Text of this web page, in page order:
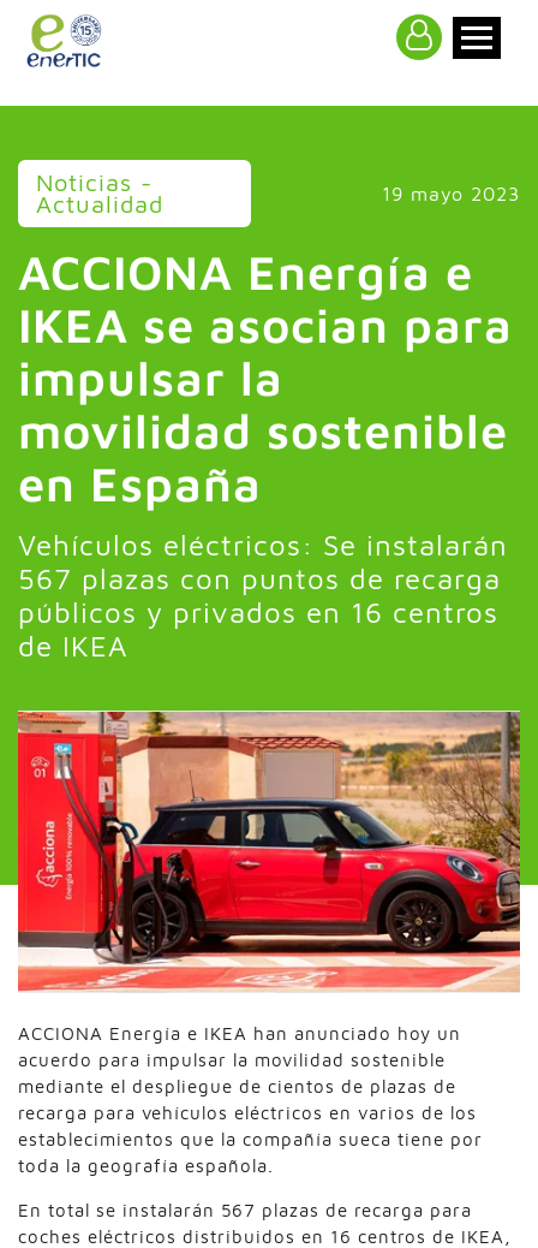
Noticias -
Actualidad 19 mayo 2023
ACCIONA Energía e
IKEA se asocian para
impulsar la
movilidad sostenible
en España
Vehículos eléctricos: Se instalarán
567 plazas con puntos de recarga
públicos y privados en 16 centros
de IKEA
ACCIONA Energía e IKEA han anunciado hoy un
acuerdo para impulsar la movilidad sostenible
mediante el despliegue de cientos de plazas de
recarga para vehículos eléctricos en varios de los
establecimientos que la compañía sueca tiene por
toda la geografía española.
En total se instalarán 567 plazas de recarga para
coches eléctricos distribuidos en 16 centros de IKEA,